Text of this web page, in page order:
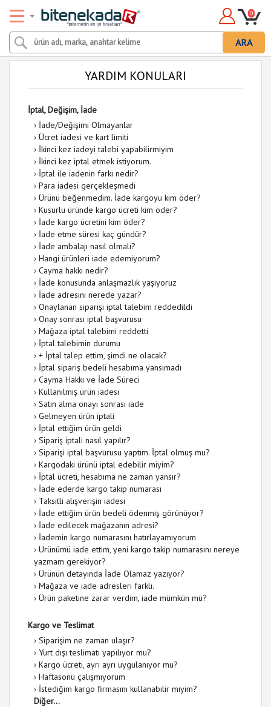
ARA
0
YARDIM KONULARI
İptal, Değişim, İade
› İade/Değişimi Olmayanlar
› Ücret iadesi ve kart limiti
› İkinci kez iadeyi talebi yapabilirmiyim
› İkinci kez iptal etmek istiyorum.
› İptal ile iadenin farkı nedir?
› Para iadesi gerçekleşmedi
› Ürünü beğenmedim. İade kargoyu kim öder?
› Kusurlu üründe kargo ücreti kim öder?
› İade kargo ücretini kim öder?
› İade etme süresi kaç gündür?
› İade ambalajı nasıl olmalı?
› Hangi ürünleri iade edemiyorum?
› Cayma hakkı nedir?
› İade konusunda anlaşmazlık yaşıyoruz
› İade adresini nerede yazar?
› Onaylanan siparişi iptal talebim reddedildi
› Onay sonrası iptal başvurusu
› Mağaza iptal talebimi reddetti
› İptal talebimin durumu
› + İptal talep ettim, şimdi ne olacak?
› İptal sipariş bedeli hesabıma yansımadı
› Cayma Hakkı ve İade Süreci
› Kullanılmış ürün iadesi
› Satın alma onayı sonrası iade
› Gelmeyen ürün iptali
› İptal ettiğim ürün geldi
› Sipariş iptali nasıl yapılır?
› Siparişi iptal başvurusu yaptım. İptal olmuş mu?
› Kargodaki ürünü iptal edebilir miyim?
› İptal ücreti, hesabıma ne zaman yansır?
› İade ederde kargo takip numarası
› Taksitli alışverişin iadesi
› İade ettiğim ürün bedeli ödenmiş görünüyor?
› İade edilecek mağazanın adresi?
› İademin kargo numarasını hatırlayamıyorum
› Ürünümü iade ettim, yeni kargo takip numarasını nereye
yazmam gerekiyor?
› Ürünün detayında İade Olamaz yazıyor?
› Mağaza ve iade adresleri farklı.
› Ürün paketine zarar verdim, iade mümkün mü?
Kargo ve Teslimat
› Siparişim ne zaman ulaşır?
› Yurt dışı teslimatı yapılıyor mu?
› Kargo ücreti, ayrı ayrı uygulanıyor mu?
› Haftasonu çalışmıyorum
› İstediğim kargo firmasını kullanabilir miyim?
Diğer...